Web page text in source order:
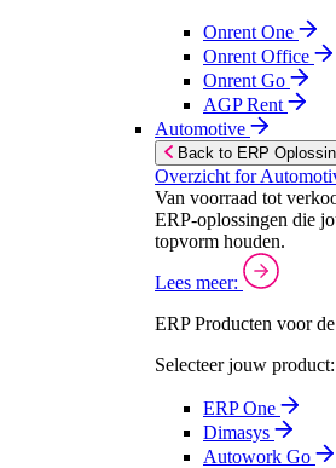
Onrent One
Onrent Office
Onrent Go
AGP Rent
Automotive
Back to ERP
Overzicht for
Van voorraad tot
ERP-oplossingen die
topvorm houden.
Lees meer:
ERP Producten voor
Selecteer jouw product:
ERP One
Dimasys
Autowork Go